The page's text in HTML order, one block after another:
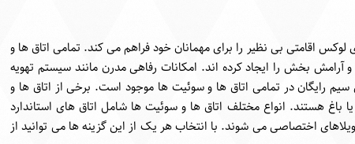
اقامتی بی نظیر را برای مهمانان خود فراهم می کند. تمامی اتاق ها و
بخش را ایجاد کرده اند. امکانات رفاهی مدرن مانند سیستم تهویه
رایگان در تمامی اتاق ها و سوئیت ها موجود است. برخی از اتاق ها و
باغ هستند. انواع مختلف اتاق ها و سوئیت ها شامل اتاق های استاندارد
اختصاصی می شوند. با انتخاب هر یک از این گزینه ها می توانید از